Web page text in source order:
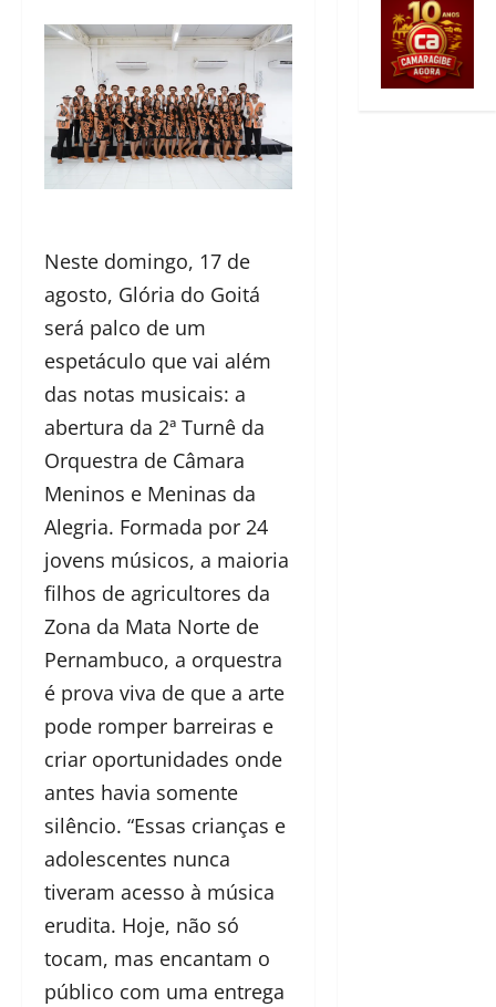
Neste domingo, 17 de
agosto, Glória do Goitá
será palco de um
espetáculo que vai além
das notas musicais: a
abertura da 2ª Turnê da
Orquestra de Câmara
Meninos e Meninas da
Alegria. Formada por 24
jovens músicos, a maioria
filhos de agricultores da
Zona da Mata Norte de
Pernambuco, a orquestra
é prova viva de que a arte
pode romper barreiras e
criar oportunidades onde
antes havia somente
silêncio. “Essas crianças e
adolescentes nunca
tiveram acesso à música
erudita. Hoje, não só
tocam, mas encantam o
público com uma entrega